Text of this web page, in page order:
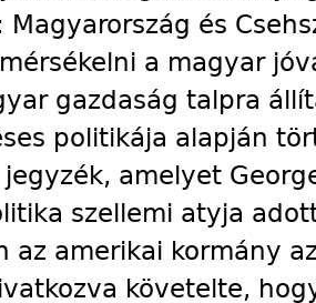
és
a magyar
gazdaság talpra
politikája alapján
amelyet
szellemi atyja
az amerikai kormány
követelte,